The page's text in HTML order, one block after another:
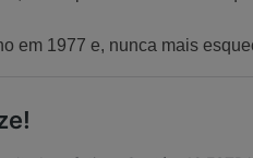
em 1977 e, nunca mais